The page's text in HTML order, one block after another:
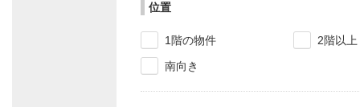
位置
1階の物件
2階以上
南向き